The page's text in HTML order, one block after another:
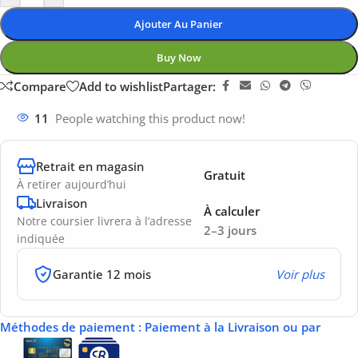
Ajouter Au Panier
Buy Now
Compare Add to wishlistPartager:
11 People watching this product now!
Retrait en magasin
À retirer aujourd’hui
Gratuit
Livraison
Notre coursier livrera à l’adresse
indiquée
2–3 jours
À calculer
Garantie 12 mois Voir plus
Méthodes de paiement : Paiement à la Livraison ou par